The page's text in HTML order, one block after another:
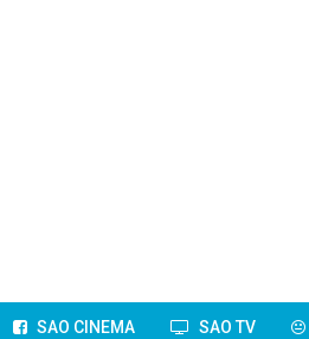
SAO CINEMA SAO TV